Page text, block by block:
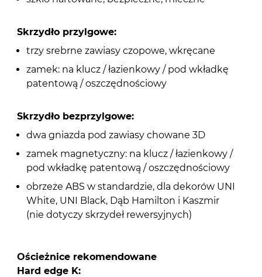
Skrzydło przylgowe:
trzy srebrne zawiasy czopowe, wkręcane
zamek: na klucz / łazienkowy / pod wkładkę
patentową / oszczędnościowy
Skrzydło bezprzylgowe:
dwa gniazda pod zawiasy chowane 3D
zamek magnetyczny: na klucz / łazienkowy /
pod wkładkę patentową / oszczędnościowy
obrzeże ABS w standardzie, dla dekorów UNI
White, UNI Black, Dąb Hamilton i Kaszmir
(nie dotyczy skrzydeł rewersyjnych)
Ościeżnice rekomendowane
Hard edge K: